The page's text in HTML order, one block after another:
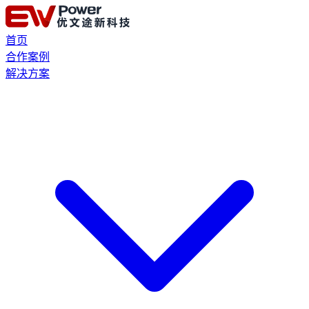
首页
合作案例
解决方案